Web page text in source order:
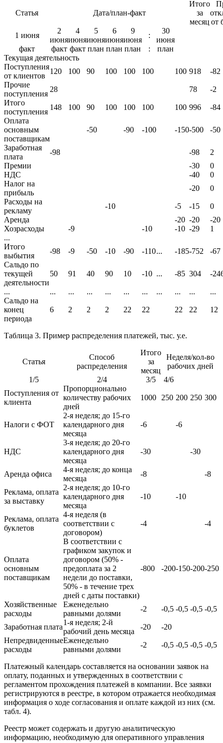
Статья Дата/план-факт
Итого
за
месяц от
1 июня
2
июня
4
июня
5
июня
6
июня
9
июня
:
30
июня
факт
факт факт план план план :
план
Текущая деятельность
Поступления
от клиентов
120 100 90 100 100 100 100 918
-82
Прочие
поступления
28 78
-2
Итого
поступления
148 100 90 100 100 100 100 996
-84
Оплата
основным
поставщикам
-50 -90 -100 -150-500 -50
Заработная
плата
-98 -98
2
Премии
-30
0
НДС
-40
0
Налог на
прибыль
-20
0
Расходы на
рекламу
-10 -5 -15
0
Аренда
-20 -20
-20
Хозрасходы
-9 -10 -10 -29
1
...
Итого
выбытия
-98 -9 -50 -10 -90 -110... -185-752
-67
Сальдо по
текущей
деятельности
50 91 40 90 10 -10 ... -85 304 -
... ... ... ... ... ... ... ... ... ...
...
Сальдо на
конец
периода
6 2 2 2 22 22 22 22 12
Таблица 3. Пример распределения платежей, тыс. у.е.
Статья
Способ
распределения
Итого
за
месяц
Неделя/кол-во
рабочих дней
1/5
2/4 3/5
4/6
Поступления от
клиента
Пропорционально
количеству рабочих
дней
1000 250 200 250 300
Налоги с ФОТ
2-я неделя; до 15-го
календарного дня
месяца
-6 -6
НДС
3-я неделя; до 20-го
календарного дня
месяца
-30 -30
Аренда офиса
4-я неделя; до конца
месяца
-8 -8
Реклама, оплата
за выставку
2-я неделя; до 10-го
календарного дня
месяца
-10 -10
Реклама, оплата
буклетов
4-я неделя (в
соответствии с
договором)
-4 -4
Оплата
основным
поставщикам
В соответствии с
графиком закупок и
договором (50% -
предоплата за 2
недели до поставки,
50% - в течение трех
дней с даты поставки)
-800 -200-150-200-250
Хозяйственные
расходы
Еженедельно
равными долями
-2 -0,5 -0,5 -0,5 -0,5
Заработная плата
1-я неделя; 2-й
рабочий день месяца
-20
-20
Непредвиденные
расходы
Еженедельно
равными долями
-2 -0,5 -0,5 -0,5 -0,5
Платежный календарь составляется на основании заявок на
оплату, поданных и утвержденных в соответствии с
регламентом прохождения платежей в компании. Все заявки
регистрируются в реестре, в котором отражается необходимая
информация о ходе согласования и оплате каждой из них (см.
табл. 4).
Реестр может содержать и другую аналитическую
информацию, необходимую для оперативного управления